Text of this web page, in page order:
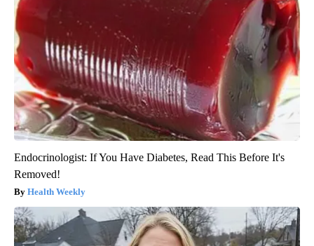
Endocrinologist: If You Have Diabetes, Read This Before It's
Removed!
Health Weekly